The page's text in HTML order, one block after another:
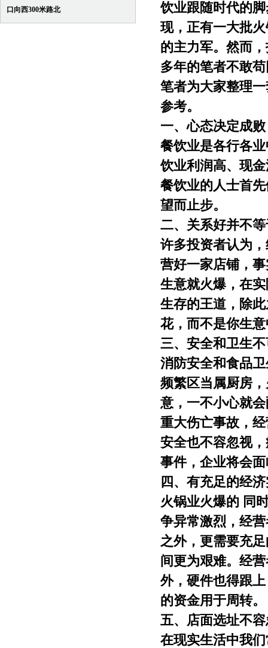
口向西300米路北
饮业跟随时代的
现，正有一大批
的主力军。然而
多年的笔者不敢
笔者为大家整理
参考。
一、心态决定成败
餐饮业是各行各
饮业利润高、现
餐饮业的人士首
望而止步。
二、关系好并不
许多投资者认为
营好一家店铺，
生意就火爆，在
生存的王道，除
花，而不是你生
三、安全和卫生
消防安全和食品
频繁区当属厨房
意，一不小心就
重大伤亡事故，
安全也不容忽视
事件，企业将会
四、有充足的经
火锅业火爆的 同
争异常激烈，经
之外，更需要充
间更为艰难。经
外，硬件也得跟
的资金用于周转。
五、店面选址不
在现实生活中我